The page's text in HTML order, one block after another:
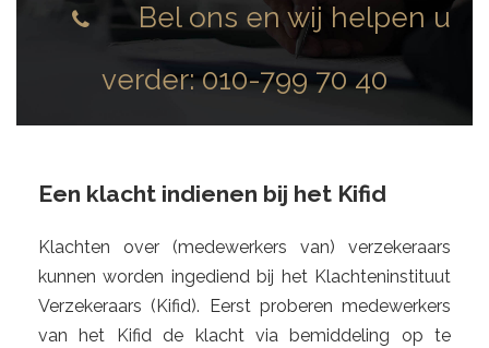
Bel ons en wij helpen u
verder:010-799 70 40
Een klacht indienen bij het Kifid
Klachten over (medewerkers van) verzekeraars
kunnen worden ingediend bij het Klachteninstituut
Verzekeraars (Kifid). Eerst proberen medewerkers
van het Kifid de klacht via bemiddeling op te